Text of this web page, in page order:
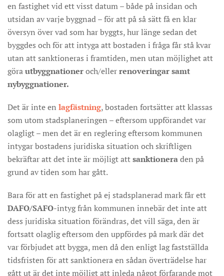
en fastighet vid ett visst datum – både på insidan och
utsidan av varje byggnad – för att på så sätt få en klar
översyn över vad som har byggts, hur länge sedan det
byggdes och för att intyga att bostaden i fråga får stå kvar
utan att sanktioneras i framtiden, men utan möjlighet att
görautbyggnationeroch/ellerrenoveringar samt
nybyggnationer.
Det är inte en lagfästning, bostaden fortsätter att klassas
som utom stadsplaneringen – eftersom uppförandet var
olagligt – men det är en reglering eftersom kommunen
intygar bostadens juridiska situation och skriftligen
bekräftar att det inte är möjligt attsanktioneraden på
grund av tiden som har gått.
Bara för att en fastighet på ej stadsplanerad mark får ett
DAFO/SAFO-intyg från kommunen innebär det inte att
dess juridiska situation förändras, det vill säga, den är
fortsatt olaglig eftersom den uppfördes på mark där det
var förbjudet att bygga, men då den enligt lag fastställda
tidsfristen för att sanktionera en sådan överträdelse har
gått ut är det inte möjligt att inleda något förfarande mot